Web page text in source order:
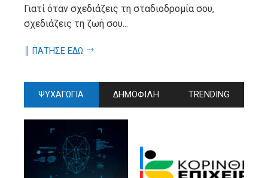
Γιατί όταν σχεδιάζεις τη σταδιοδρομία σου,
σχεδιάζεις τη ζωή σου...
║ ΠΑΤΗΣΕ ΕΔΩ
ΨΥΧΑΓΩΓΙΑ ΔΗΜΟΦΙΛΗ TRENDING